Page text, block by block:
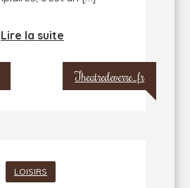
Lire la suite
Theatredeverre_fr
LOISIRS